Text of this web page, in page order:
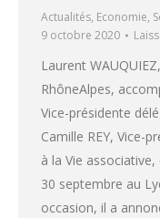
Actualités, Economie,
9 octobre 2020
Laurent
RhôneAlpes,
Vice-présidente
Camille REY, Vice-
à la Vie
30 septembre au
occasion, il a